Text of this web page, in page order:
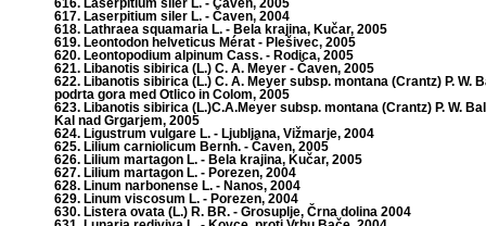
616. Laserpitium siler L. - Čaven, 2005
617. Laserpitium siler L. - Čaven, 2004
618. Lathraea squamaria L. - Bela krajina, Kučar, 2005
619. Leontodon helveticus Mérat - Plešivec, 2005
620. Leontopodium alpinum Cass. - Rodica, 2005
621. Libanotis sibirica (L.) C. A. Meyer - Čaven, 2005
622. Libanotis sibirica (L.) C. A. Meyer subsp. montana (Crantz) P. W.
podrta gora med Otlico in Colom, 2005
623. Libanotis sibirica (L.)C.A.Meyer subsp. montana (Crantz) P. W.
Kal nad Grgarjem, 2005
624. Ligustrum vulgare L. - Ljubljana, Vižmarje, 2004
625. Lilium carniolicum Bernh. - Čaven, 2005
626. Lilium martagon L. - Bela krajina, Kučar, 2005
627. Lilium martagon L. - Porezen, 2004
628. Linum narbonense L. - Nanos, 2004
629. Linum viscosum L. - Porezen, 2004
630. Listera ovata (L.) R. BR. - Grosuplje, Črna dolina 2004